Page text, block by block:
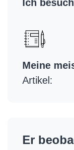
Ich
Meine
Artikel:
Er